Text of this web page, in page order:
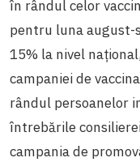
în rândul celor
pentru luna august-
15% la nivel
campaniei de
rândul persoanelor
întrebările
campania de